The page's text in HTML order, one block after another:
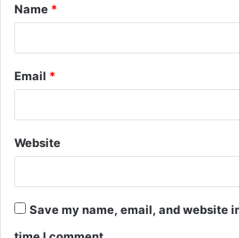
*
Name *
Email *
Website
Save my name, email, and website